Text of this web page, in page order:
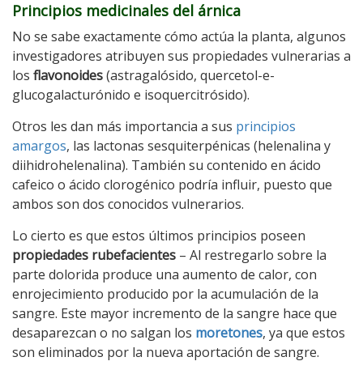
Principios medicinales del árnica
No se sabe exactamente cómo actúa la planta, algunos
investigadores atribuyen sus propiedades vulnerarias a
los flavonoides(astragalósido, quercetol-e-
glucogalacturónido e isoquercitrósido).
Otros les dan más importancia a sus principios
amargos, las lactonas sesquiterpénicas (helenalina y
diihidrohelenalina). También su contenido en ácido
cafeico o ácido clorogénico podría influir, puesto que
ambos son dos conocidos vulnerarios.
Lo cierto es que estos últimos principios poseen
propiedades rubefacientes – Al restregarlo sobre la
parte dolorida produce una aumento de calor, con
enrojecimiento producido por la acumulación de la
sangre. Este mayor incremento de la sangre hace que
desaparezcan o no salgan los moretones, ya que estos
son eliminados por la nueva aportación de sangre.